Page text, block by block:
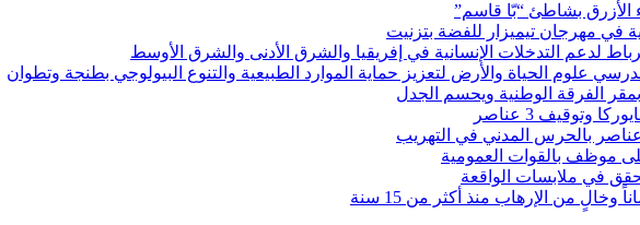
الأزرق بشاطئ “بّا قاسم”
في مهرجان تيميزار للفضة بتزنيت
علوم الحياة والأرض لتعزيز حماية الموارد الطبيعية والتنوع البيولوجي بطنجة وتطوان
الفرقة الوطنية ويحسم الجدل
3 عناصر
بالحرس المدني في التهريب
موظف بالقوات العمومية
في ملابسات الواقعة
من الإرهاب منذ أكثر من 15 سنة